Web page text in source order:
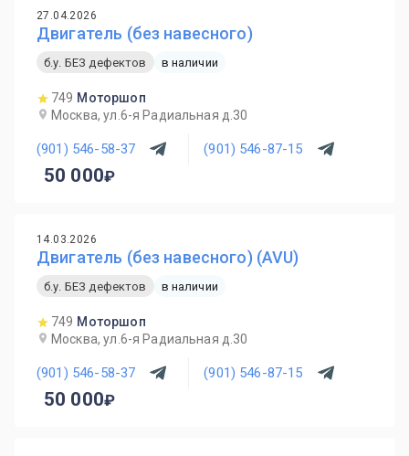
27.04.2026
Двигатель (без навесного)
б.у. БЕЗ дефектов в наличии
749 Моторшоп
Москва, ул.6-я Радиальная д.30
(901) 546-58-37 (901) 546-87-15
50 000
14.03.2026
Двигатель (без навесного) (AVU)
б.у. БЕЗ дефектов в наличии
749 Моторшоп
Москва, ул.6-я Радиальная д.30
(901) 546-58-37 (901) 546-87-15
50 000